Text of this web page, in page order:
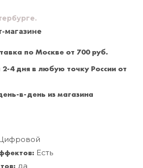
магазине
по Москве от 700 руб.
4 дня в любую точку России от
в-день из магазина
Есть
да